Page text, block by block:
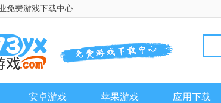
免费游戏下载中心
安卓游戏 苹果游戏 应用下载